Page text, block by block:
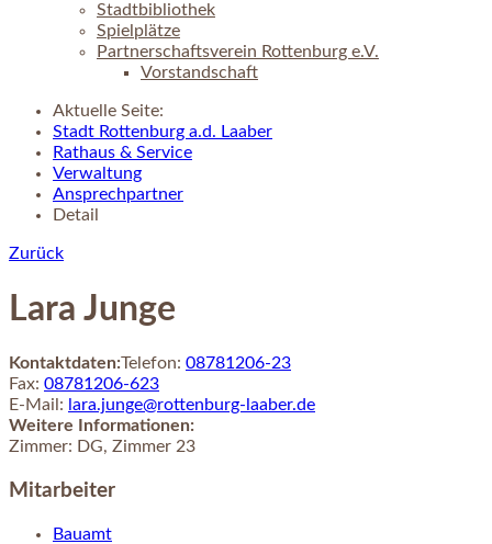
Stadtbibliothek
Spielplätze
Partnerschaftsverein Rottenburg e.V.
Vorstandschaft
Aktuelle Seite:
Stadt Rottenburg a.d. Laaber
Rathaus & Service
Verwaltung
Ansprechpartner
Detail
Zurück
Lara Junge
Kontaktdaten:Telefon: 08781206-23
Fax: 08781206-623
E-Mail: lara.junge@rottenburg-laaber.de
Weitere Informationen:
Zimmer: DG, Zimmer 23
Mitarbeiter
Bauamt